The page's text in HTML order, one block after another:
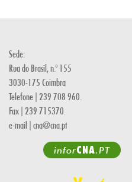
Sede:
Rua do Brasil, n.º 155
3030-175 Coimbra
Telefone | 239 708 960.
Fax | 239 715370.
e-mail | cna@cna.pt
inforCNA.PT